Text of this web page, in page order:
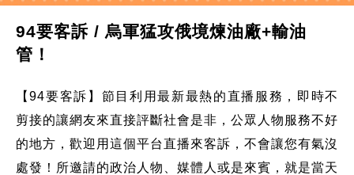
94要客訴 / 烏軍猛攻俄境煉油廠+輸油
管！
【94要客訴】節目利用最新最熱的直播服務，即時不
剪接的讓網友來直接評斷社會是非，公眾人物服務不好
的地方，歡迎用這個平台直播來客訴，不會讓您有氣沒
處發！所邀請的政治人物、媒體人或是來賓，就是當天